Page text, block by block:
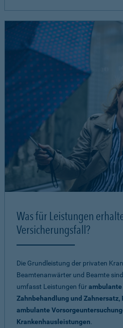
Was für Leistungen
Versicherungsfall?
Die Grundleistung der privaten
Beamtenanwärter und Beamte
umfasst Leistungen fürambulante
Zahnbehandlung und Zahnersatz,
ambulante
Krankenhausleistungen.